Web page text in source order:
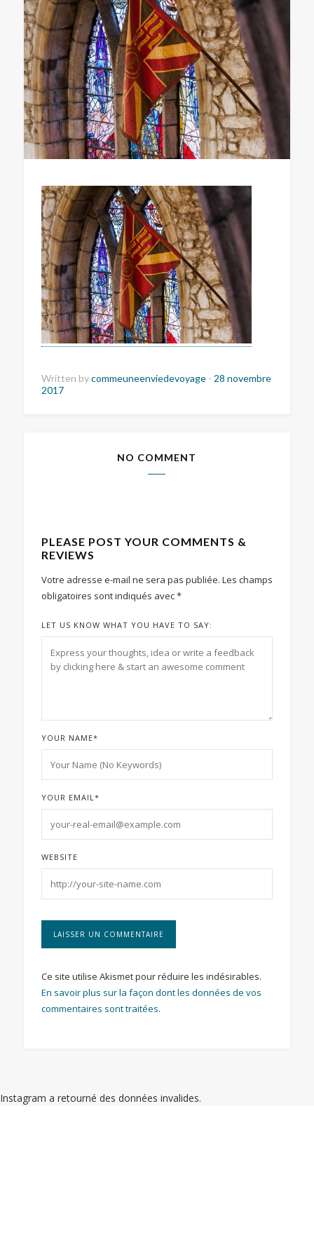
Written bycommeuneenviedevoyage - 28 novembre
2017
NO COMMENT
PLEASE POST YOUR COMMENTS &
REVIEWS
Votre adresse e-mail ne sera pas publiée. Les champs
obligatoires sont indiqués avec*
LET US KNOW WHAT YOU HAVE TO SAY:
YOUR NAME*
YOUR EMAIL*
WEBSITE
Ce site utilise Akismet pour réduire les indésirables.
En savoir plus sur la façon dont les données de vos
commentaires sont traitées.
Instagram a retourné des données invalides.